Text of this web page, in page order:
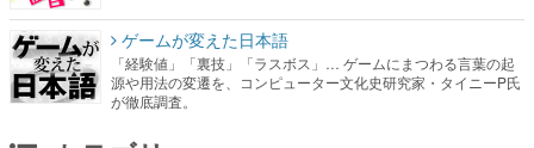
ゲームが変えた日本語
「経験値」「裏技」「ラスボス」… ゲームにまつわる言葉の起
源や用法の変遷を、コンピューター文化史研究家・タイニーP氏
が徹底調査。